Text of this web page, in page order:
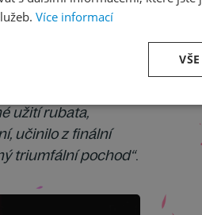
zvuku a
sálu“. Le
Mahler zněl tak
nohama pevně
užití rubata,
učinilo z finální
triumfální pochod“.
Více informací